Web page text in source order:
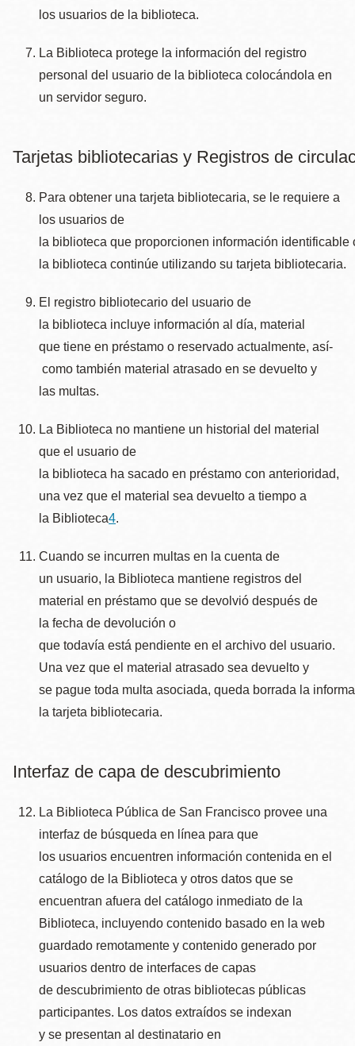
los usuarios de la biblioteca.
La Biblioteca protege la información del registro
personal del usuario de la biblioteca colocándola en
un servidor seguro.
Tarjetas bibliotecarias y Registros de
Para obtener una tarjeta bibliotecaria, se le requiere a
los usuarios de
la biblioteca que proporcionen información
la biblioteca continúe utilizando su tarjeta bibliotecaria.
El registro bibliotecario del usuario de
la biblioteca incluye información al día, material
que tiene en préstamo o reservado actualmente, así­
como también material atrasado en se devuelto y
las multas.
La Biblioteca no mantiene un historial del material
que el usuario de
la biblioteca ha sacado en préstamo con anterioridad,
una vez que el material sea devuelto a tiempo a
la Biblioteca4.
Cuando se incurren multas en la cuenta de
un usuario, la Biblioteca mantiene registros del
material en préstamo que se devolvió después de
la fecha de devolución o
que todavía está pendiente en el archivo del usuario.
Una vez que el material atrasado sea devuelto y
se pague toda multa asociada, queda borrada la
la tarjeta bibliotecaria.
Interfaz de capa de descubrimiento
La Biblioteca Pública de San Francisco provee una
interfaz de búsqueda en línea para que
los usuarios encuentren información contenida en el
catálogo de la Biblioteca y otros datos que se
encuentran afuera del catálogo inmediato de la
Biblioteca, incluyendo contenido basado en la web
guardado remotamente y contenido generado por
usuarios dentro de interfaces de capas
de descubrimiento de otras bibliotecas públicas
participantes. Los datos extraídos se indexan
y se presentan al destinatario en